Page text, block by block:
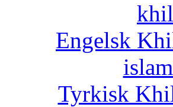
Engelsk
Tyrkisk